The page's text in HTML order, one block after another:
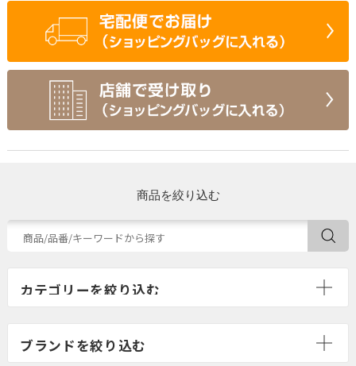
商品を絞り込む
ブランドを絞り込む